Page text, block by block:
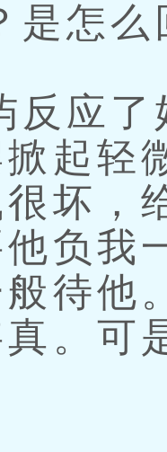
怎么
应了
起轻
很坏，
负我
待他
。可